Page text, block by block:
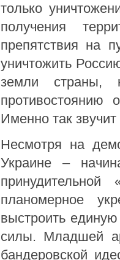
только
получения
препятствия на
уничтожить
земли страны,
Именно так
Несмотря на
Украине –
планомерное
выстроить
силы. Младшей
бандеровской